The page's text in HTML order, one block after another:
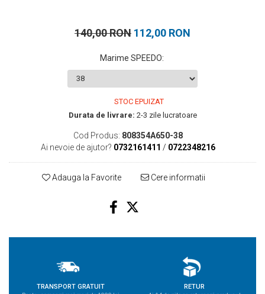
140,00 RON 112,00 RON
Marime SPEEDO:
STOC EPUIZAT
Durata de livrare: 2-3 zile lucratoare
Cod Produs: 808354A650-38
Ai nevoie de ajutor? 0732161411 / 0722348216
Adauga la Favorite Cere informatii
TRANSPORT GRATUIT RETUR